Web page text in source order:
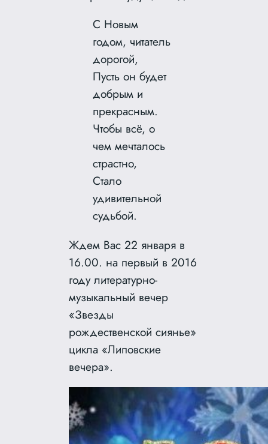
С Новым
годом, читатель
дорогой,
Пусть он будет
добрым и
прекрасным.
Чтобы всё, о
чем мечталось
страстно,
Стало
удивительной
судьбой.
Ждем Вас 22 января в
16.00. на первый в 2016
году литературно-
музыкальный вечер
«Звезды
рождественской сиянье»
цикла «Липовские
вечера».